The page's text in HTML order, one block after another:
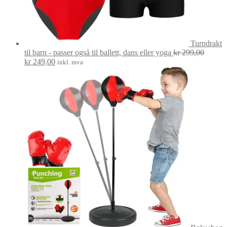
Turndrakt
til barn - passer også til ballett, dans eller yoga kr299,00
Opprinnelig
kr249,00Nåværende
kr 249,00.
inkl. mva